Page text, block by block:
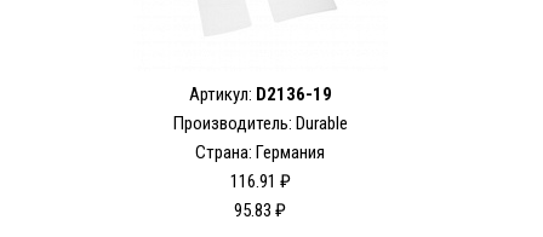
Артикул: D2136-19
Производитель: Durable
Страна: Германия
116.91 ₽
95.83 ₽